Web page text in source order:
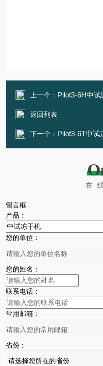
上一个： Pilot3-6H中
返回列表
下一个： Pilot3-6T中试
在
留言框
产品：
您的单位：
您的姓名：
联系电话：
常用邮箱：
省份：